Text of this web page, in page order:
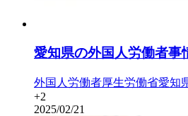
愛知県の外国人労働者事
外国人労働者厚生労働省愛知
+2
2025/02/21